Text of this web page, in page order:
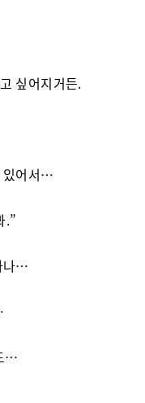
싶어지거든.
있어서…
.”
나…
…